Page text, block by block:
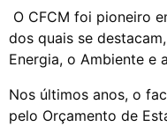
O CFCM foi pioneiro
dos quais se
Energia, o Ambiente e
Nos últimos anos, o
pelo Orçamento de